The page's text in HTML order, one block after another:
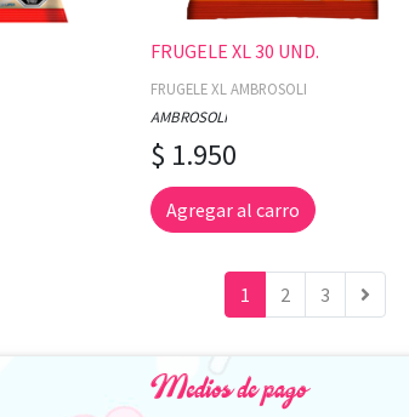
FRUGELE XL 30 UND.
FRUGELE XL AMBROSOLI
AMBROSOLI
$ 1.950
Agregar al carro
1 2 3
Medios de pago